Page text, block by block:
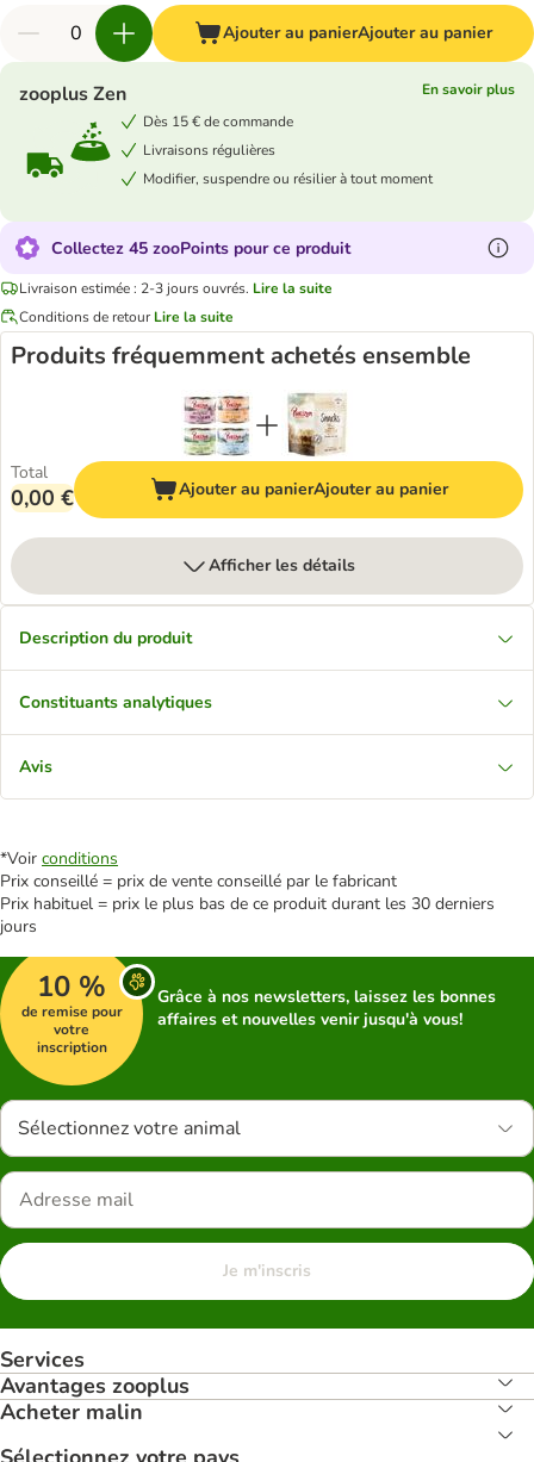
Ajouter au panierAjouter au panier
zooplus Zen
En savoir plus
Dès 15 € de commande
Livraisons régulières
Modifier, suspendre ou résilier à tout moment
Collectez 45 zooPoints pour ce produit
Livraison estimée : 2-3 jours ouvrés. Lire la suite
Conditions de retour Lire la suite
Produits fréquemment achetés ensemble
Total
0,00 € Ajouter au panierAjouter au panier
Afficher les détails
Description du produit
Constituants analytiques
Avis
*Voir conditions
Prix conseillé = prix de vente conseillé par le fabricant
Prix habituel = prix le plus bas de ce produit durant les 30 derniers
jours
10 %
de remise pour
votre
inscription
Grâce à nos newsletters, laissez les bonnes
affaires et nouvelles venir jusqu'à vous!
Sélectionnez votre animal
Je m'inscris
Services
Avantages zooplus
Acheter malin